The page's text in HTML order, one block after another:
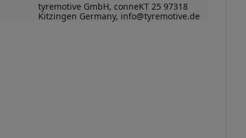
tyremotive GmbH, conneKT 25 97318
Kitzingen Germany, info@tyremotive.de